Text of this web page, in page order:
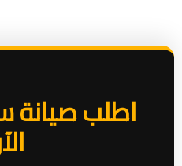
اطلب صيانة